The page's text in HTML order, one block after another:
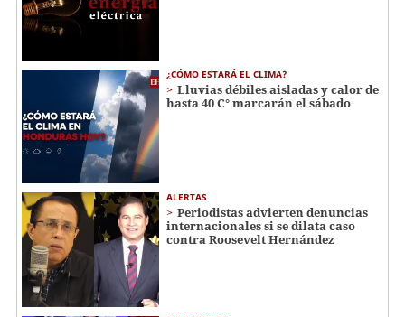
¿CÓMO ESTARÁ EL CLIMA?
Lluvias débiles aisladas y calor de
hasta 40 C° marcarán el sábado
ALERTAS
Periodistas advierten denuncias
internacionales si se dilata caso
contra Roosevelt Hernández